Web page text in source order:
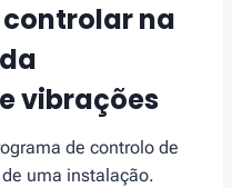
na
vibrações
de controlo de
uma instalação.